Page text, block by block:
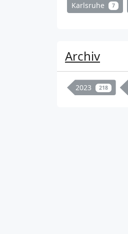
Karlsruhe 7
Archiv
2023 218